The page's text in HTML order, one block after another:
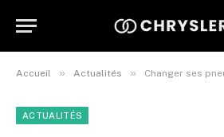
Accueil » Actualités » Changer ses pneus en
ACTUALITÉS